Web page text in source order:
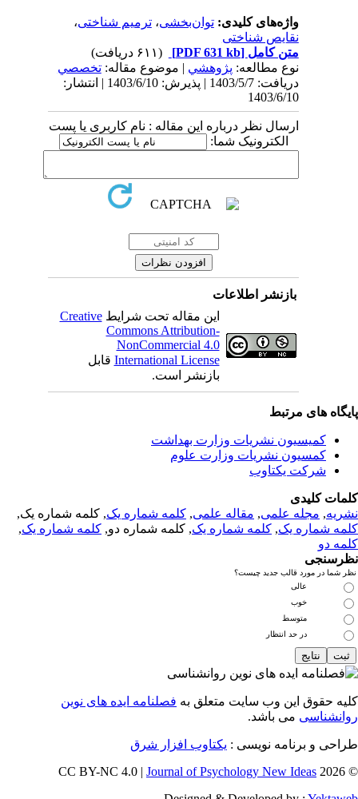
واژه‌های کلیدی:توان‌بخشی،ترمیم شناختی،
نقایص شناختی
متن کامل[PDF 631 kb]
نوع مطالعه:پژوهشي| موضوع مقاله:تخصصي
دریافت: 1403/5/7 | پذیرش: 1403/6/10 | انتشار:
1403/6/10
ارسال نظر درباره این مقاله : نام کاربری یا پست
الکترونیک شما:
بازنشر اطلاعات
این مقاله تحت شرایطCreative
Commons Attribution-
NonCommercial 4.0
International Licenseقابل
بازنشر است.
های مرتبط
کمیسیون نشریات وزارت بهداشت
کمسیون نشریات وزارت علوم
شرکت یکتاوب
کلیدی
,مجله علمی, مقاله علمی, کلمه شماره یک, کلمه شماره یک,
شماره یک,کلمه شماره یک, کلمه شماره دو,کلمه شماره یک,
دو
شما در مورد قالب جدید چیست؟
عالی
خوب
متوسط
در حد انتظار
حقوق این وب سایت متعلق بهفصلنامه ایده های نوین
می باشد.
و برنامه نویسی : یکتاوب افزار شرق
©
Journal of Psychology New Ideas